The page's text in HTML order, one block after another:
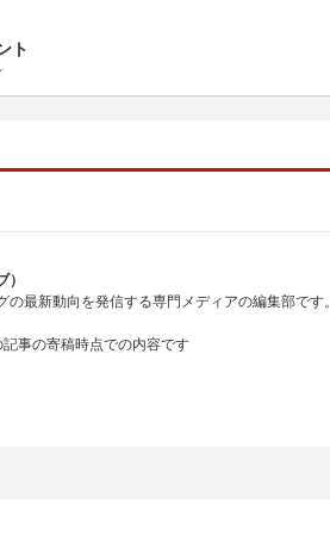
ト
最新動向を発信する専門メディアの編集部です。
事の寄稿時点での内容です